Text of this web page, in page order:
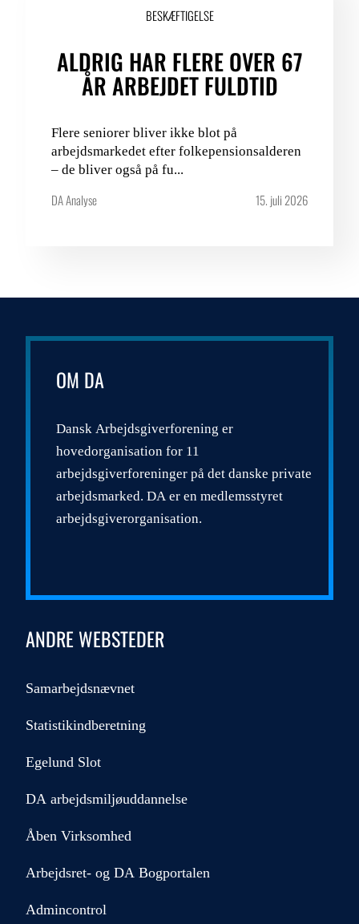
BESKÆFTIGELSE
ALDRIG HAR FLERE OVER 67
ÅR ARBEJDET FULDTID
Flere seniorer bliver ikke blot på
arbejdsmarkedet efter folkepensionsalderen
– de bliver også på fu...
DA Analyse 15. juli 2026
OM DA
Dansk Arbejdsgiverforening er
hovedorganisation for 11
arbejdsgiverforeninger på det danske private
arbejdsmarked. DA er en medlemsstyret
arbejdsgiverorganisation.
ANDRE WEBSTEDER
Samarbejdsnævnet
Statistikindberetning
Egelund Slot
DA arbejdsmiljøuddannelse
Åben Virksomhed
Arbejdsret- og DA Bogportalen
Admincontrol